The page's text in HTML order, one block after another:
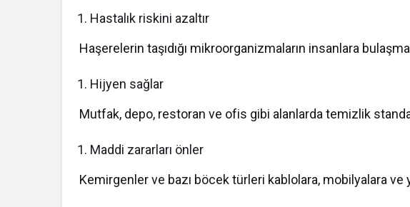
Hastalık riskini azaltır
Haşerelerin taşıdığı mikroorganizmaların insanlara
Hijyen sağlar
Mutfak, depo, restoran ve ofis gibi alanlarda temizlik
Maddi zararları önler
Kemirgenler ve bazı böcek türleri kablolara, mobilyalara ve